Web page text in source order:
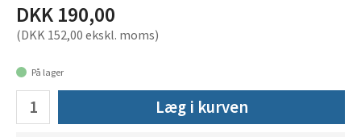
DKK 190,00
(DKK 152,00 ekskl. moms)
På lager
Læg i kurven